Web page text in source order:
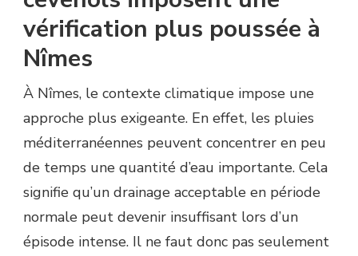
vérification plus poussée à
Nîmes
À Nîmes, le contexte climatique impose une
approche plus exigeante. En effet, les pluies
méditerranéennes peuvent concentrer en peu
de temps une quantité d’eau importante. Cela
signifie qu’un drainage acceptable en période
normale peut devenir insuffisant lors d’un
épisode intense. Il ne faut donc pas seulement